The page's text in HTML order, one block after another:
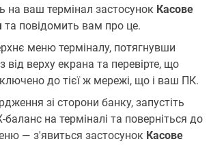
на ваш термінал застосунок Касове
та повідомить вам про це.
меню терміналу, потягнувши
від верху екрана та перевірте, що
до тієї ж мережі, що і ваш ПК.
зі сторони банку, запустіть
баланс на терміналі та поверніться до
— з'явиться застосунок Касове